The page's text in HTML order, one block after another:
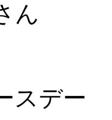
ん
スデー